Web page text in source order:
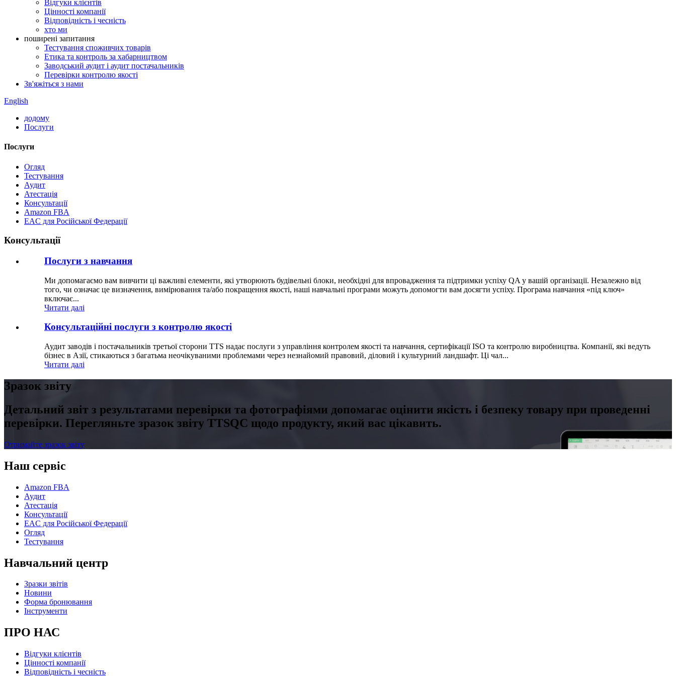
Відгуки клієнтів
Цінності компанії
Відповідність і чесність
хто ми
поширені запитання
Тестування споживчих товарів
Етика та контроль за хабарництвом
Заводський аудит і аудит постачальників
Перевірки контролю якості
Зв'яжіться з нами
English
додому
Послуги
Послуги
Огляд
Тестування
Аудит
Атестація
Консультації
Amazon FBA
EAC для Російської Федерації
Консультації
Послуги з навчання
Ми допомагаємо вам вивчити ці важливі елементи, які утворюють будівельні блоки, необхідні для впровадження та підтримки успіху QA у вашій організації. Незалежно від
того, чи означає це визначення, вимірювання та/або покращення якості, наші навчальні програми можуть допомогти вам досягти успіху. Програма навчання «під ключ»
включає...
Читати далі
Консультаційні послуги з контролю якості
Аудит заводів і постачальників третьої сторони TTS надає послуги з управління контролем якості та навчання, сертифікації ISO та контролю виробництва. Компанії, які ведуть
бізнес в Азії, стикаються з багатьма неочікуваними проблемами через незнайомий правовий, діловий і культурний ландшафт. Ці чал...
Читати далі
Зразок звіту
Детальний звіт з результатами перевірки та фотографіями допомагає оцінити якість і безпеку товару при проведенні
перевірки. Перегляньте зразок звіту TTSQC щодо продукту, який вас цікавить.
Отримайте зразок звіту
Наш сервіс
Amazon FBA
Аудит
Атестація
Консультації
EAC для Російської Федерації
Огляд
Тестування
Навчальний центр
Зразки звітів
Новини
Форма бронювання
Інструменти
ПРО НАС
Відгуки клієнтів
Цінності компанії
Відповідність і чесність